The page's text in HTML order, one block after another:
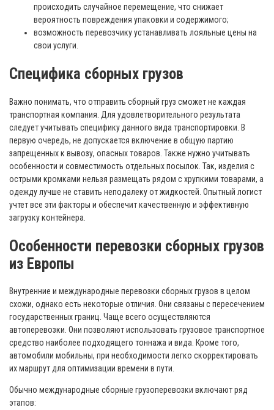
происходить случайное перемещение, что снижает
вероятность повреждения упаковки и содержимого;
возможность перевозчику устанавливать лояльные цены на
свои услуги.
Специфика сборных грузов
Важно понимать, что отправить сборный груз сможет не каждая
транспортная компания. Для удовлетворительного результата
следует учитывать специфику данного вида транспортировки. В
первую очередь, не допускается включение в общую партию
запрещенных к вывозу, опасных товаров. Также нужно учитывать
особенности и совместимость отдельных посылок. Так, изделия с
острыми кромками нельзя размещать рядом с хрупкими товарами, а
одежду лучше не ставить неподалеку от жидкостей. Опытный логист
учтет все эти факторы и обеспечит качественную и эффективную
загрузку контейнера.
Особенности перевозки сборных грузов
из Европы
Внутренние и международные перевозки сборных грузов в целом
схожи, однако есть некоторые отличия. Они связаны с пересечением
государственных границ. Чаще всего осуществляются
автоперевозки. Они позволяют использовать грузовое транспортное
средство наиболее подходящего тоннажа и вида. Кроме того,
автомобили мобильны, при необходимости легко скорректировать
их маршрут для оптимизации времени в пути.
Обычно международные сборные грузоперевозки включают ряд
этапов: